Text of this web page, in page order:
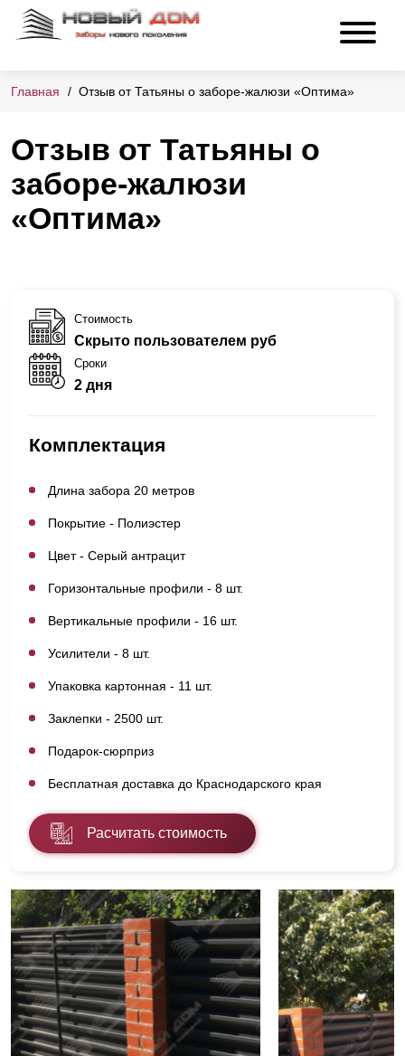
Главная Отзыв от Татьяны о заборе-жалюзи «Оптима»
Отзыв от Татьяны о
заборе-жалюзи
«Оптима»
Стоимость
Скрыто пользователем руб
Сроки
2 дня
Комплектация
Длина забора 20 метров
Покрытие - Полиэстер
Цвет - Серый антрацит
Горизонтальные профили - 8 шт.
Вертикальные профили - 16 шт.
Усилители - 8 шт.
Упаковка картонная - 11 шт.
Заклепки - 2500 шт.
Подарок-сюрприз
Бесплатная доставка до Краснодарского края
Расчитать стоимость